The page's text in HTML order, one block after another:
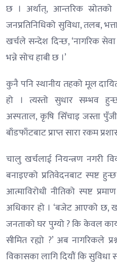
छ । अर्थात्, आन्तरिक
जनप्रतिनिधिको सुविधा, तलब,
खर्चले सन्देश दिन्छ, ‘नागरिक
भन्ने सोच हाबी छ ।’
कुनै पनि स्थानीय तहको मूल
हो । त्यस्तो सुधार सम्भव
अस्पताल, कृषि सिँचाइ जस्ता
बाँडफाँटबाट प्राप्त सारा रकम
चालु खर्चलाई नियन्त्रण नगरी
बनाइएको प्रतिवेदनबाट स्पष्ट
आत्माविरोधी नीतिको स्पष्ट
अधिकार हो । ‘बजेट आएको छ,
जनताको घर पुग्यो ? कि केवल
सीमित रह्यो ?’ अब नागरिकले
विकासका लागि दियौं कि सुविधा